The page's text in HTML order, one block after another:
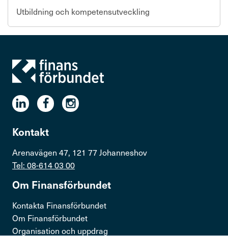
Utbildning och kompetensutveckling
Kontakt
Arenavägen 47, 121 77 Johanneshov
Tel: 08-614 03 00
Om Finans­för­bundet
Kontakta Finansförbundet
Om Finansförbundet
Organisation och uppdrag